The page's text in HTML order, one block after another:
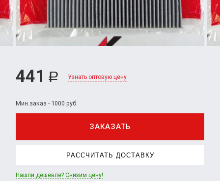
441 Р Узнать оптовую цену
Мин.заказ - 1000 руб.
ЗАКАЗАТЬ
РАССЧИТАТЬ ДОСТАВКУ
Нашли дешевле? Снизим цену!